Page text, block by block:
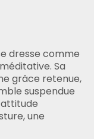
dresse comme
Sa
grâce retenue,
suspendue
une